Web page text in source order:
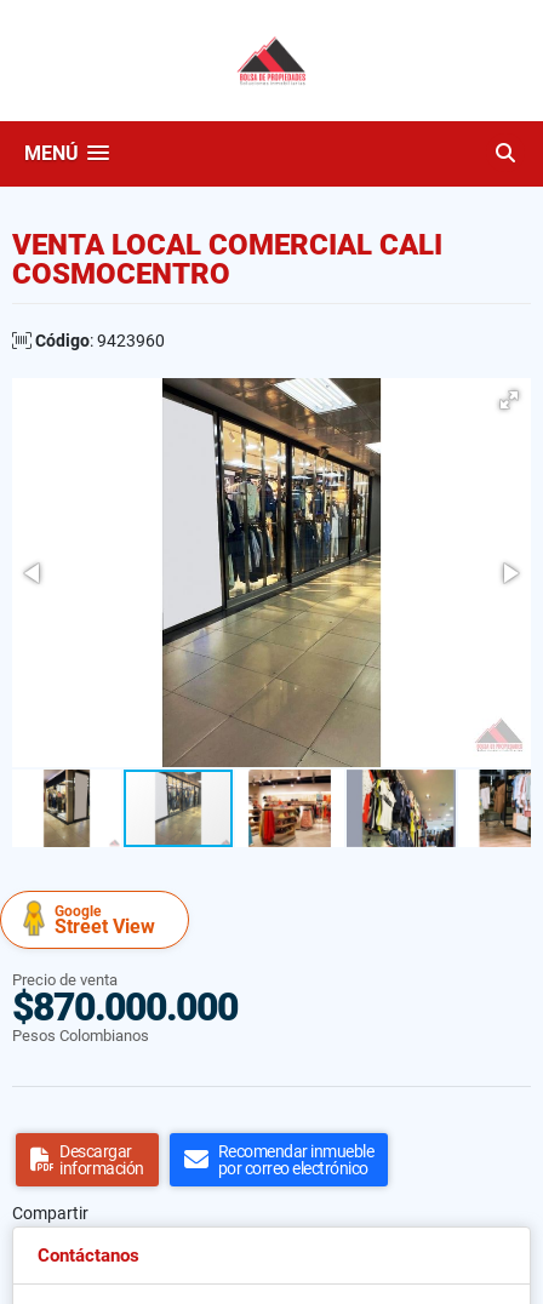
MENÚ
VENTA LOCAL COMERCIAL CALI
COSMOCENTRO
Código: 9423960
Google
Street View
Precio de venta
$870.000.000
Pesos Colombianos
Descargar
información
Recomendar inmueble
por correo electrónico
Compartir
Contáctanos